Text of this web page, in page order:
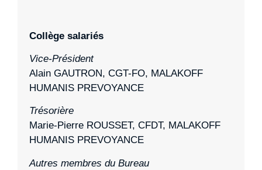
Collège salariés
Vice-Président
Alain GAUTRON, CGT-FO, MALAKOFF
HUMANIS PREVOYANCE
Trésorière
Marie-Pierre ROUSSET, CFDT, MALAKOFF
HUMANIS PREVOYANCE
Autres membres du Bureau